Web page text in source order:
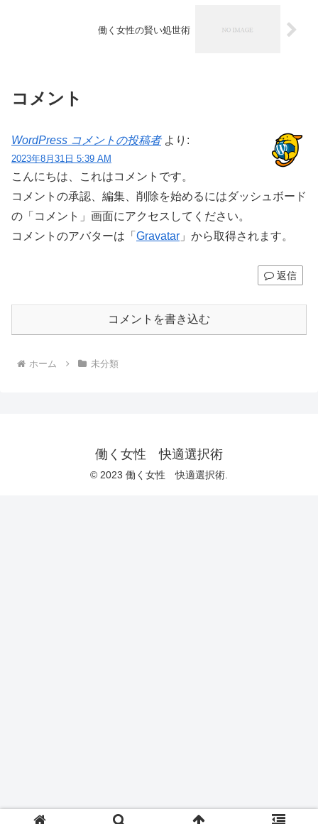
働く女性の賢い処世術
コメント
WordPress コメントの投稿者 より:
2023年8月31日 5:39 AM
こんにちは、これはコメントです。
コメントの承認、編集、削除を始めるにはダッシュボード
の「コメント」画面にアクセスしてください。
コメントのアバターは「 Gravatar 」から取得されます。
返信
コメントを書き込む
ホーム 未分類
働く女性 快適選択術
© 2023 働く女性 快適選択術.